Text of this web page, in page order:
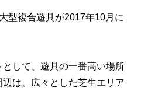
型複合遊具が2017年10月に
して、遊具の一番高い場所
は、広々とした芝生エリア